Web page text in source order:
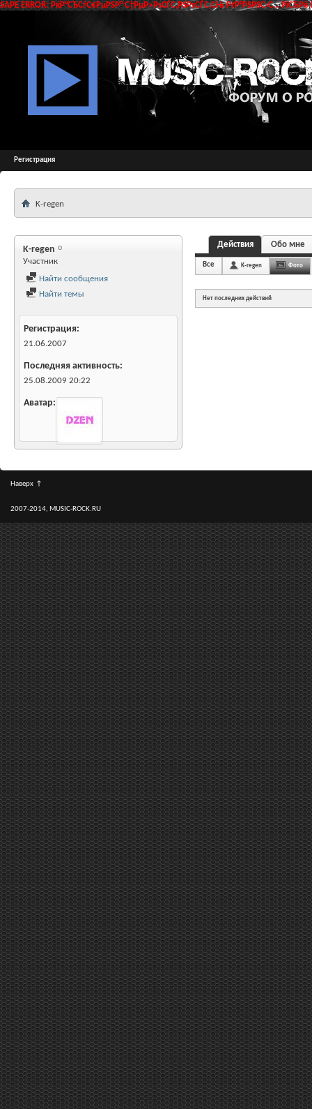
SAPE ERROR: РќР°СЂСѓС€РµРЅР° С†РµР»РѕСЃС‚РЅРѕСЃС‚СЊ РґР°РЅРЅС‹С…
Регистрация
K-regen
K-regen
Участник
Найти сообщения
Найти темы
Регистрация
21.06.2007
Последняя активность
25.08.2009 20:22
Аватар
Действия Обо мне
Все K-regen Фото
Нет последних действий
Наверх ↑
2007-2014, MUSIC-ROCK.RU